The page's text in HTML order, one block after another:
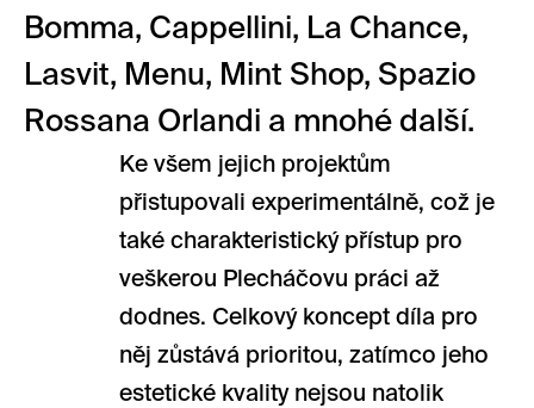
Bomma, Cappellini, La Chance,
Lasvit, Menu, Mint Shop, Spazio
Rossana Orlandi a mnohé další.
Ke všem jejich projektům
přistupovali experimentálně, což je
také charakteristický přístup pro
veškerou Plecháčovu práci až
dodnes. Celkový koncept díla pro
něj zůstává prioritou, zatímco jeho
estetické kvality nejsou natolik